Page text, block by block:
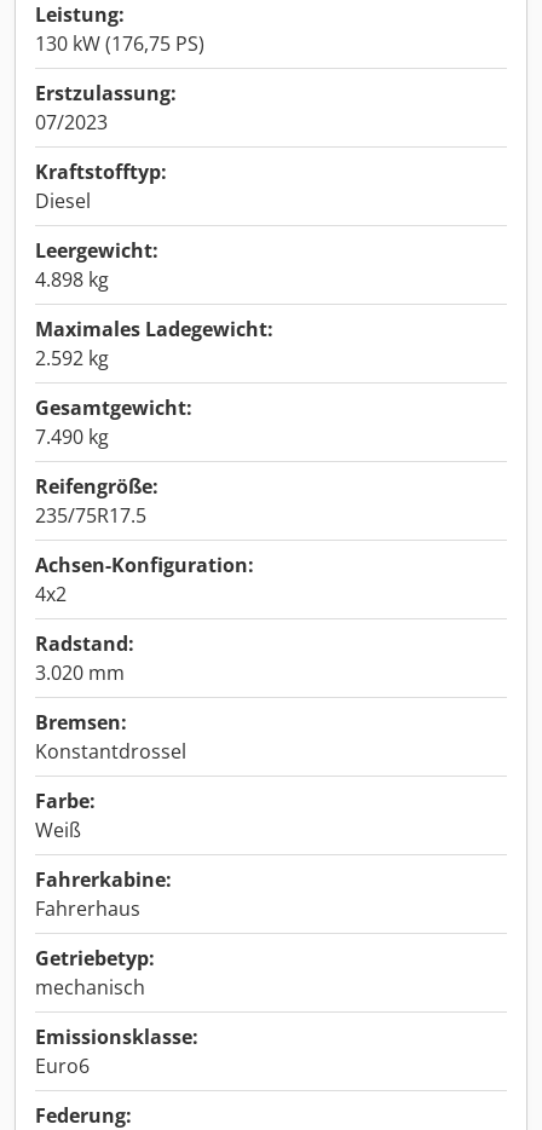
Leistung:
130 kW (176,75 PS)
Erstzulassung:
07/2023
Kraftstofftyp:
Diesel
Leergewicht:
4.898 kg
Maximales Ladegewicht:
2.592 kg
Gesamtgewicht:
7.490 kg
Reifengröße:
235/75R17.5
Achsen-Konfiguration:
4x2
Radstand:
3.020 mm
Bremsen:
Konstantdrossel
Farbe:
Weiß
Fahrerkabine:
Fahrerhaus
Getriebetyp:
mechanisch
Emissionsklasse:
Euro6
Federung: